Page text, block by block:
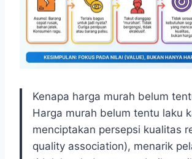
Kenapa harga murah belum
Harga murah belum tentu laku
menciptakan persepsi kualitas
quality association), menarik